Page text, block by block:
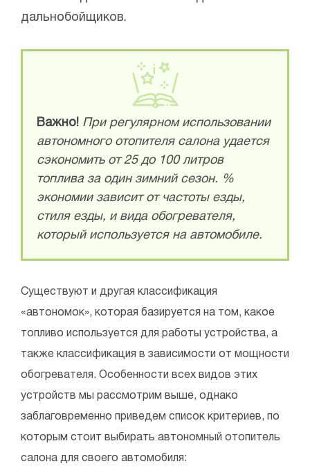
дальнобойщиков.
Важно! При регулярном использовании
автономного отопителя салона удается
сэкономить от 25 до 100 литров
топлива за один зимний сезон. %
экономии зависит от частоты езды,
стиля езды, и вида обогревателя,
который используется на автомобиле.
Существуют и другая классификация
«автономок», которая базируется на том, какое
топливо используется для работы устройства, а
также классификация в зависимости от мощности
обогревателя. Особенности всех видов этих
устройств мы рассмотрим выше, однако
заблаговременно приведем список критериев, по
которым стоит выбирать автономный отопитель
салона для своего автомобиля: